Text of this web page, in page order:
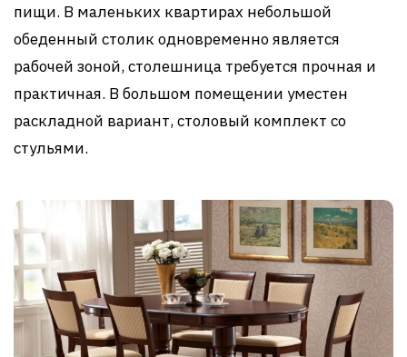
пищи. В маленьких квартирах небольшой
обеденный столик одновременно является
рабочей зоной, столешница требуется прочная и
практичная. В большом помещении уместен
раскладной вариант, столовый комплект со
стульями.